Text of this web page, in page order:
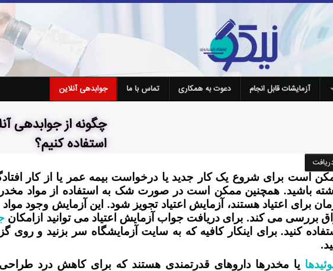
جوابدهی آنلاین تماس با ما دعوت به همکاری آزمایشات قابل انجام
چگونه از جوابدهی
استفاده کنیم؟
است برای شروع یک کار جدید یا درخواست بیمه عمر یا از کار
باشید. همچنین ممکن است در صورت شک به استفاده از مواد مخدر
برای اعتیاد هستند، آزمایش اعتیاد تجویز شود. این آزمایش وجود مواد
بررسی می کند. برای دریافت جواب آزمایش اعتیاد می توانید ازامکان
کنید. برای اینکار کافیه که به سایت آزمایشگاه سر بزنید و روی
یا مخدرها داروهای قدرتمندی هستند که برای کاهش درد